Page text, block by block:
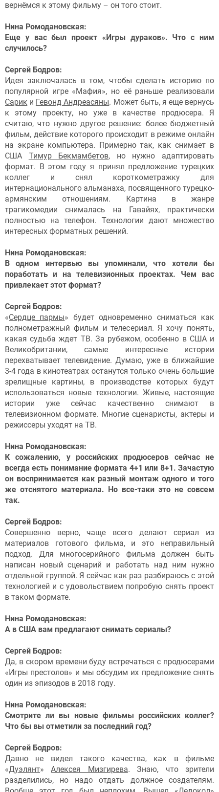
вернёмся к этому фильму – он того стоит.
Нина Ромодановская:
Еще у вас был проект «Игры дураков». Что с ним
случилось?
Сергей Бодров:
Идея заключалась в том, чтобы сделать историю по
популярной игре «Мафия», но её раньше реализовали
Сарик и Гевонд Андреасяны. Может быть, я еще вернусь
к этому проекту, но уже в качестве продюсера. Я
считаю, что нужно другое решение: более бюджетный
фильм, действие которого происходит в режиме онлайн
на экране компьютера. Примерно так, как снимает в
США Тимур Бекмамбетов, но нужно адаптировать
формат. В этом году я принял предложение турецких
коллег и снял короткометражку для
интернационального альманаха, посвященного турецко-
армянским отношениям. Картина в жанре
трагикомедии снималась на Гавайях, практически
полностью на телефон. Технологии дают множество
интересных форматных решений.
Нина Ромодановская:
В одном интервью вы упоминали, что хотели бы
поработать и на телевизионных проектах. Чем вас
привлекает этот формат?
Сергей Бодров:
«Сердце пармы» будет одновременно сниматься как
полнометражный фильм и телесериал. Я хочу понять,
какая судьба ждет ТВ. За рубежом, особенно в США и
Великобритании, самые интересные истории
перехватывает телевидение. Думаю, уже в ближайшие
3-4 года в кинотеатрах останутся только очень большие
зрелищные картины, в производстве которых будут
использоваться новые технологии. Живые, настоящие
истории уже сейчас качественно снимают в
телевизионном формате. Многие сценаристы, актеры и
режиссеры уходят на ТВ.
Нина Ромодановская:
К сожалению, у российских продюсеров сейчас не
всегда есть понимание формата 4+1 или 8+1. Зачастую
он воспринимается как разный монтаж одного и того
же отснятого материала. Но все-таки это не совсем
так.
Сергей Бодров:
Совершенно верно, чаще всего делают сериал из
материалов готового фильма, и это неправильный
подход. Для многосерийного фильма должен быть
написан новый сценарий и работать над ним нужно
отдельной группой. Я сейчас как раз разбираюсь с этой
технологией и с удовольствием попробую снять проект
в таком формате.
Нина Ромодановская:
А в США вам предлагают снимать сериалы?
Сергей Бодров:
Да, в скором времени буду встречаться с продюсерами
«Игры престолов» и мы обсудим их предложение снять
один из эпизодов в 2018 году.
Нина Ромодановская:
Смотрите ли вы новые фильмы российских коллег?
Что бы вы отметили за последний год?
Сергей Бодров:
Давно не видел такого качества, как в фильме
«Дуэлянт»Алексея Мизгирева. Знаю, что зрители
разделились, но надо отдать должное создателям.